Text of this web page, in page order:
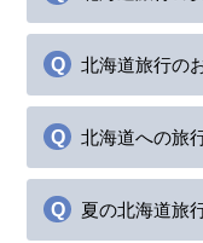
北海道旅行の
北海道への旅
夏の北海道旅